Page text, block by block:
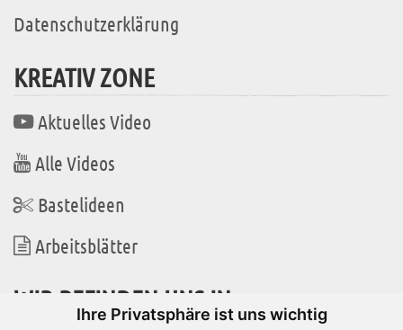
Ihre Privatsphäre ist uns wichtig
Datenschutzerklärung
KREATIV ZONE
Aktuelles Video
Alle Videos
Bastelideen
Arbeitsblätter
WIR BEFINDEN UNS IN